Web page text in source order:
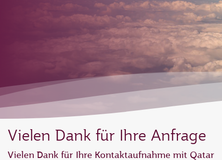
Vielen Dank für Ihre Anfrage
Vielen Dank für Ihre Kontaktaufnahme mit Qatar